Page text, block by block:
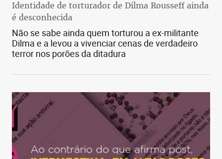
Identidade de torturador de Dilma Rousseff ainda
é desconhecida
Não se sabe ainda quem torturou a ex-militante
Dilma e a levou a vivenciar cenas de verdadeiro
terror nos porões da ditadura